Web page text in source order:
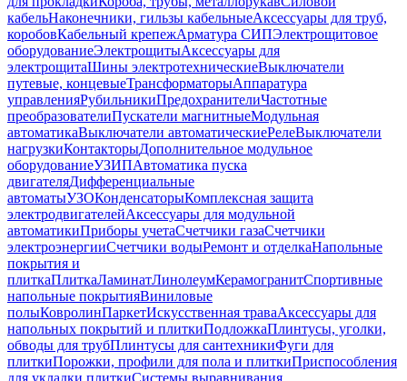
кабельНаконечники, гильзы кабельныеАксессуары для труб,
коробовКабельный крепежАрматура СИПЭлектрощитовое
оборудованиеЭлектрощитыАксессуары для
электрощитаШины электротехническиеВыключатели
путевые, концевыеТрансформаторыАппаратура
управленияРубильникиПредохранителиЧастотные
преобразователиПускатели магнитныеМодульная
автоматикаВыключатели автоматическиеРелеВыключатели
нагрузкиКонтакторыДополнительное модульное
оборудованиеУЗИПАвтоматика пуска
двигателяДифференциальные
автоматыУЗОКонденсаторыКомплексная защита
электродвигателейАксессуары для модульной
автоматикиПриборы учетаСчетчики газаСчетчики
электроэнергииСчетчики водыРемонт и отделкаНапольные
покрытия и
плиткаПлиткаЛаминатЛинолеумКерамогранитСпортивные
напольные покрытияВиниловые
полыКовролинПаркетИскусственная траваАксессуары для
напольных покрытий и плиткиПодложкаПлинтусы, уголки,
обводы для трубПлинтусы для сантехникиФуги для
плиткиПорожки, профили для пола и плиткиПриспособления
для укладки плиткиСистемы выравнивания